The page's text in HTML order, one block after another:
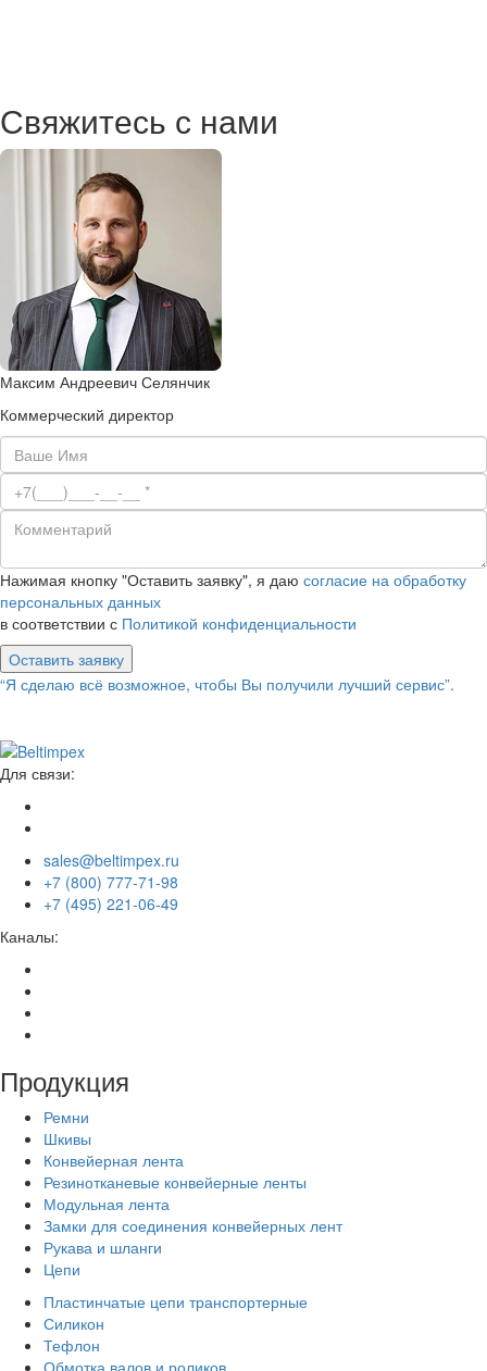
Свяжитесь с нами
Максим Андреевич Селянчик
Коммерческий директор
Нажимая кнопку "Оставить заявку", я даю согласие на обработку
персональных данных
в соответствии с Политикой конфиденциальности
Оставить заявку
“Я сделаю всё возможное, чтобы Вы получили лучший сервис”.
Для связи:
sales@beltimpex.ru
+7 (800) 777-71-98
+7 (495) 221-06-49
Каналы:
Продукция
Ремни
Шкивы
Конвейерная лента
Резинотканевые конвейерные ленты
Модульная лента
Замки для соединения конвейерных лент
Рукава и шланги
Цепи
Пластинчатые цепи транспортерные
Силикон
Тефлон